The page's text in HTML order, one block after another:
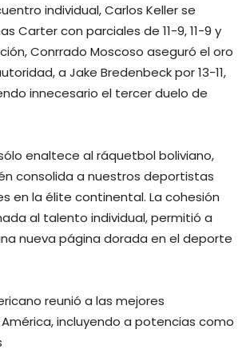
individual, Carlos Keller se
Carter con parciales de 11-9, 11-9 y
Conrrado Moscoso aseguró el oro
a Jake Bredenbeck por 13-11,
innecesario el tercer duelo de
enaltece al ráquetbol boliviano,
consolida a nuestros deportistas
en la élite continental. La cohesión
al talento individual, permitió a
nueva página dorada en el deporte
reunió a las mejores
incluyendo a potencias como